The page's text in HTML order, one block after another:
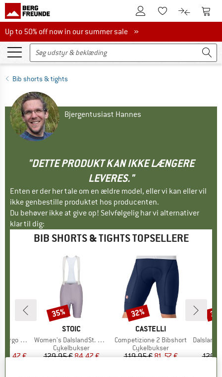
Til kundekontoenTil huskesedlen.
Til Til
Up to 50% off now in our summer sale
Up to 50% off now in our summer sale »
Bib shorts & tights
Bjergentusiast Hannes
"DETTE PRODUKT KAN IKKE LÆNGERE
LEVERES."
Enten er der her tale om en ældre model, eller vi kan eller vil
ikke genbestille produktet hos producenten.
Du behøver ikke at give op! Selvfølgelig har vi alternativer
klar til dig:
BIB SHORTS & TIGHTS TOPSELLERE
Shorts
pris
€
MÆRKE
STOIC
Artikel
Women's DalslandSt. Gravel Bib Shorts II
Produktgruppe
Cykelbukser
Pris
129,95 €Nedsat pris
84,47 €
Rabat
35%
MÆRKE
CASTELLI
Artikel
Competizione 2 Bibshort
Produktgruppe
Cykelbukser
Pris
119,95 €Nedsat pris
81,57 €
Rabat
32%
Artikel
DalslandSt.